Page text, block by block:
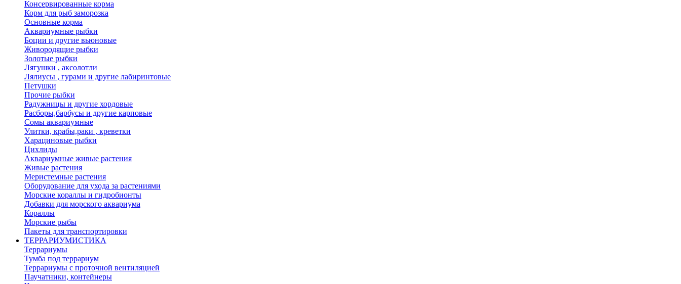
Консервированные корма
Корм для рыб заморозка
Основные корма
Аквариумные рыбки
Боции и другие вьюновые
Живородящие рыбки
Золотые рыбки
Лягушки , аксолотли
Лялиусы , гурами и другие лабиринтовые
Петушки
Прочие рыбки
Радужницы и другие хордовые
Расборы,барбусы и другие карповые
Сомы аквариумные
Улитки, крабы,раки , креветки
Харациновые рыбки
Цихлиды
Аквариумные живые растения
Живые растения
Меристемные растения
Оборудование для ухода за растениями
Морские кораллы и гидробионты
Добавки для морского аквариума
Кораллы
Морские рыбы
Пакеты для транспортировки
ТЕРРАРИУМИСТИКА
Террариумы
Тумба под террариум
Террариумы с проточной вентиляцией
Паучатники, контейнеры